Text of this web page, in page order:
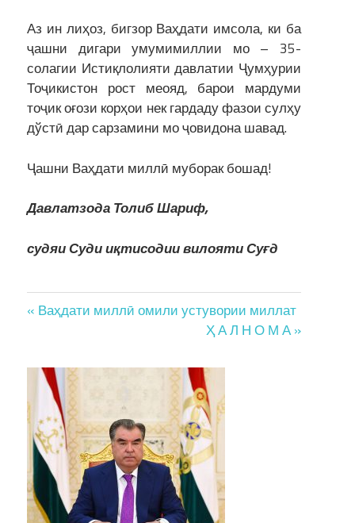
Аз ин лиҳоз, бигзор Ваҳдати имсола, ки ба
ҷашни дигари умумимиллии мо – 35-
солагии Истиқлолияти давлатии Ҷумҳурии
Тоҷикистон рост меояд, барои мардуми
тоҷик оғози корҳои нек гардаду фазои сулҳу
дўстӣ дар сарзамини мо ҷовидона шавад.
Ҷашни Ваҳдати миллӣ муборак бошад!
Давлатзода Толиб Шариф,
судяи Суди иқтисодии вилоятиСуғд
Post
« Ваҳдати миллӣ омили устувории миллат
Ҳ А Л Н О М А »